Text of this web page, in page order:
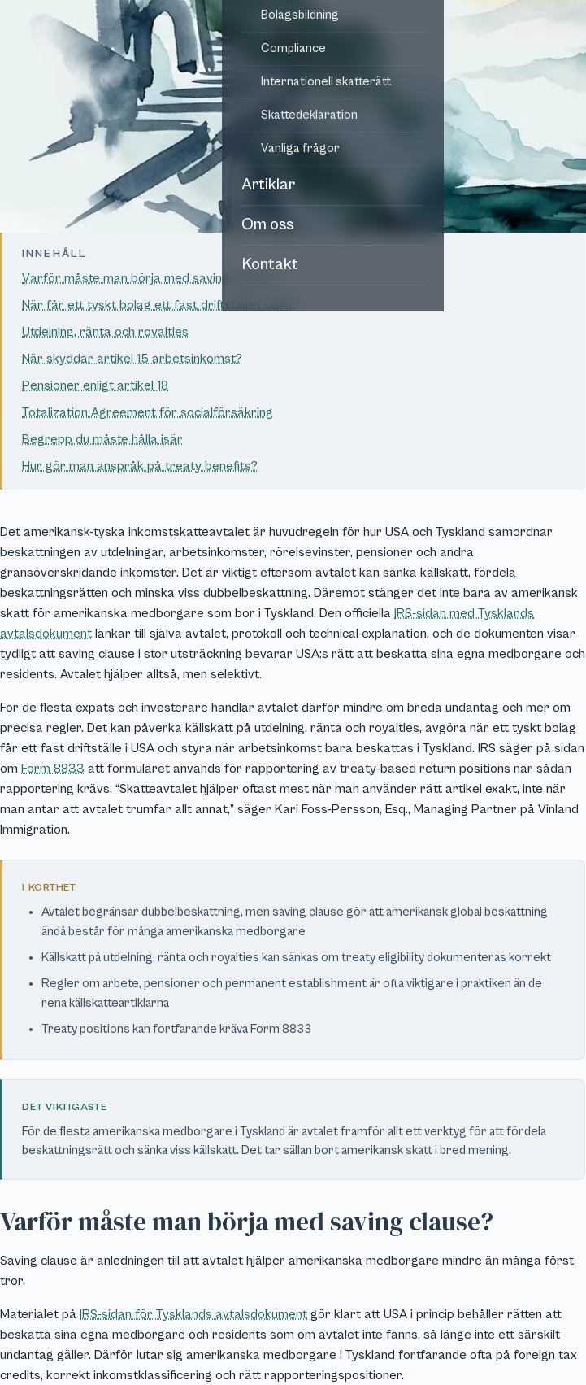
Bolagsbildning
Compliance
Internationell skatterätt
Skattedeklaration
Vanliga frågor
Artiklar
Om oss
Kontakt
INNEHÅLL
Varför måste man börja med saving clause?
När får ett tyskt bolag ett fast driftställe i USA?
Utdelning, ränta och royalties
När skyddar artikel 15 arbetsinkomst?
Pensioner enligt artikel 18
Totalization Agreement för socialförsäkring
Begrepp du måste hålla isär
Hur gör man anspråk på treaty benefits?
Det amerikansk-tyska inkomstskatteavtalet är huvudregeln för hur USA och Tyskland samordnar
beskattningen av utdelningar, arbetsinkomster, rörelsevinster, pensioner och andra
gränsöverskridande inkomster. Det är viktigt eftersom avtalet kan sänka källskatt, fördela
beskattningsrätten och minska viss dubbelbeskattning. Däremot stänger det inte bara av amerikansk
skatt för amerikanska medborgare som bor i Tyskland. Den officiella IRS-sidan med Tysklands
avtalsdokument länkar till själva avtalet, protokoll och technical explanation, och de dokumenten visar
tydligt att saving clause i stor utsträckning bevarar USA:s rätt att beskatta sina egna medborgare och
residents. Avtalet hjälper alltså, men selektivt.
För de flesta expats och investerare handlar avtalet därför mindre om breda undantag och mer om
precisa regler. Det kan påverka källskatt på utdelning, ränta och royalties, avgöra när ett tyskt bolag
får ett fast driftställe i USA och styra när arbetsinkomst bara beskattas i Tyskland. IRS säger på sidan
om Form 8833 att formuläret används för rapportering av treaty-based return positions när sådan
rapportering krävs. “Skatteavtalet hjälper oftast mest när man använder rätt artikel exakt, inte när
man antar att avtalet trumfar allt annat,” säger Kari Foss-Persson, Esq., Managing Partner på Vinland
Immigration.
I KORTHET
Avtalet begränsar dubbelbeskattning, men saving clause gör att amerikansk global beskattning
ändå består för många amerikanska medborgare
Källskatt på utdelning, ränta och royalties kan sänkas om treaty eligibility dokumenteras korrekt
Regler om arbete, pensioner och permanent establishment är ofta viktigare i praktiken än de
rena källskatteartiklarna
Treaty positions kan fortfarande kräva Form 8833
DET VIKTIGASTE
För de flesta amerikanska medborgare i Tyskland är avtalet framför allt ett verktyg för att fördela
beskattningsrätt och sänka viss källskatt. Det tar sällan bort amerikansk skatt i bred mening.
Varför måste man börja med saving clause?
Saving clause är anledningen till att avtalet hjälper amerikanska medborgare mindre än många först
tror.
Materialet på IRS-sidan för Tysklands avtalsdokument gör klart att USA i princip behåller rätten att
beskatta sina egna medborgare och residents som om avtalet inte fanns, så länge inte ett särskilt
undantag gäller. Därför lutar sig amerikanska medborgare i Tyskland fortfarande ofta på foreign tax
credits, korrekt inkomstklassificering och rätt rapporteringspositioner.